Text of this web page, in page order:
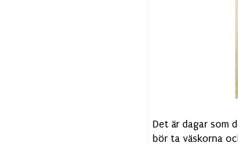
Det är dagar som
bör ta väskorna